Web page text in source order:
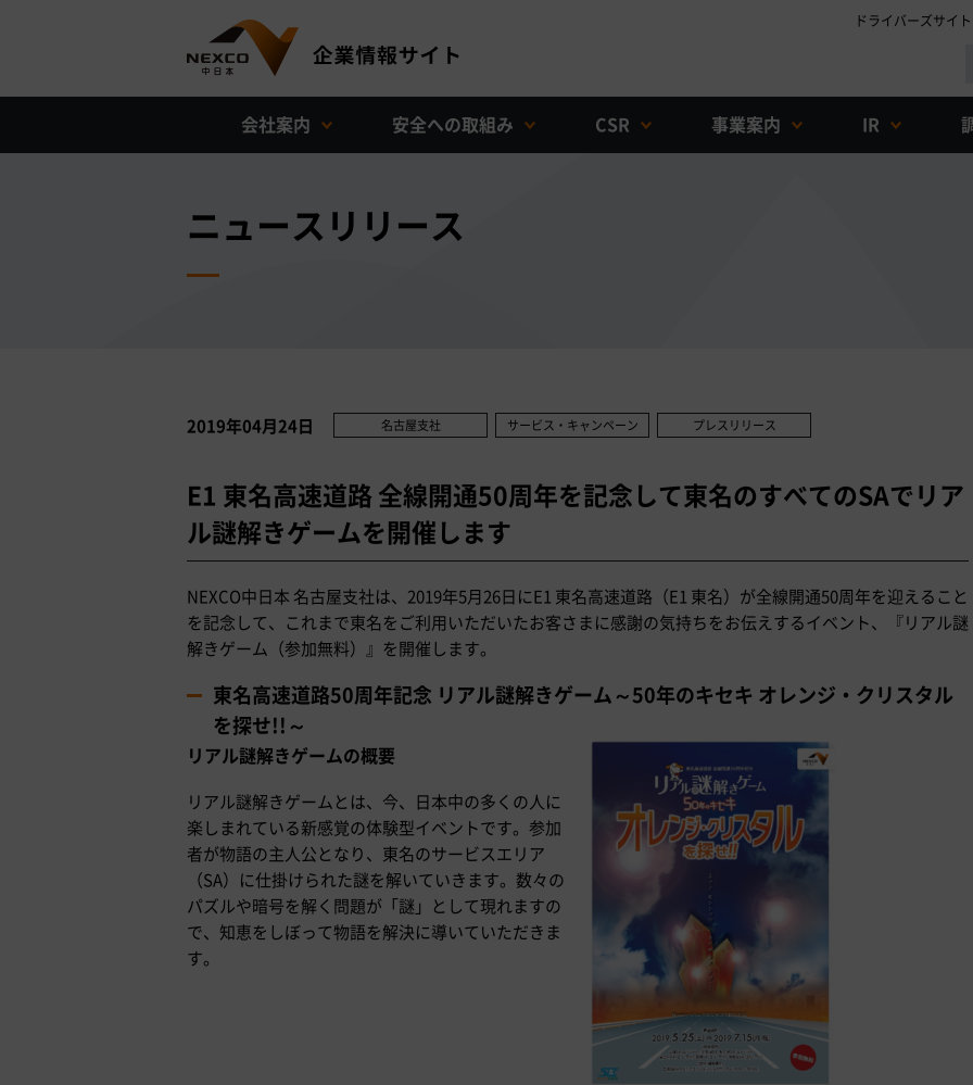
ドライバーズサイト
会社案内 安全への取組み CSR 事業案内 IR
ニュースリリース
2019年04月24日 名古屋支社 サービス・キャンペーン プレスリリース
E1 東名高速道路 全線開通50周年を記念して東名のすべてのSAでリア
ル謎解きゲームを開催します
NEXCO中日本 名古屋支社は、2019年5月26日にE1 東名高速道路（E1 東名）が全線開通50周年を迎えること
を記念して、これまで東名をご利用いただいたお客さまに感謝の気持ちをお伝えするイベント、『リアル謎
解きゲーム（参加無料）』を開催します。
東名高速道路50周年記念 リアル謎解きゲーム～50年のキセキ オレンジ・クリスタル
を探せ!!～
リアル謎解きゲームの概要
リアル謎解きゲームとは、今、日本中の多くの人に
楽しまれている新感覚の体験型イベントです。参加
者が物語の主人公となり、東名のサービスエリア
（SA）に仕掛けられた謎を解いていきます。数々の
パズルや暗号を解く問題が「謎」として現れますの
で、知恵をしぼって物語を解決に導いていただきま
す。